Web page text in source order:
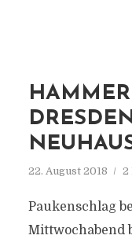
22. August 2018 2
Paukenschlag
Mittwochabend